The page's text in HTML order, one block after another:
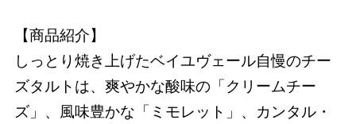
【商品紹介】
しっとり焼き上げたベイユヴェール自慢のチー
ズタルトは、爽やかな酸味の「クリームチー
ズ」、風味豊かな「ミモレット」、カンタル・